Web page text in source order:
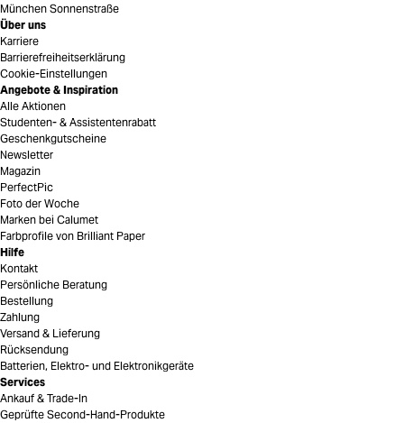
München Sonnenstraße
Über uns
Karriere
Barrierefreiheitserklärung
Cookie-Einstellungen
Angebote & Inspiration
Alle Aktionen
Studenten- & Assistentenrabatt
Geschenkgutscheine
Newsletter
Magazin
PerfectPic
Foto der Woche
Marken bei Calumet
Farbprofile von Brilliant Paper
Hilfe
Kontakt
Persönliche Beratung
Bestellung
Zahlung
Versand & Lieferung
Rücksendung
Batterien, Elektro- und Elektronikgeräte
Services
Ankauf & Trade-In
Geprüfte Second-Hand-Produkte